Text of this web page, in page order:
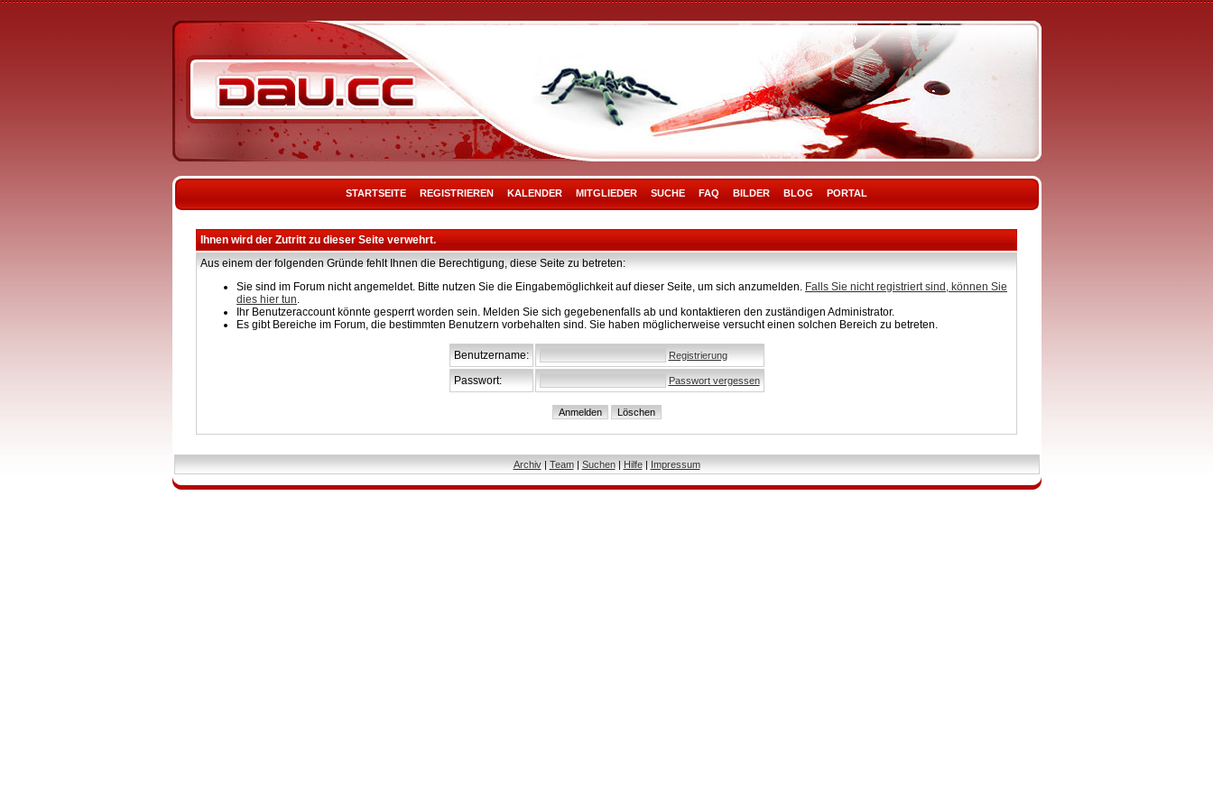
STARTSEITE REGISTRIEREN KALENDER MITGLIEDER SUCHE FAQ BILDER BLOG PORTAL
Ihnen wird der Zutritt zu dieser Seite verwehrt.
Aus einem der folgenden Gründe fehlt Ihnen die Berechtigung, diese Seite zu betreten:
Sie sind im Forum nicht angemeldet. Bitte nutzen Sie die Eingabemöglichkeit auf dieser Seite, um sich anzumelden. Falls Sie nicht registriert sind, können Sie
dies hier tun.
Ihr Benutzeraccount könnte gesperrt worden sein. Melden Sie sich gegebenenfalls ab und kontaktieren den zuständigen Administrator.
Es gibt Bereiche im Forum, die bestimmten Benutzern vorbehalten sind. Sie haben möglicherweise versucht einen solchen Bereich zu betreten.
Benutzername: Registrierung
Passwort: Passwort vergessen
Archiv| Team| Suchen| Hilfe| Impressum